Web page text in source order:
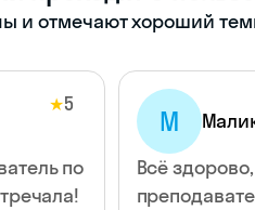
и отмечают хороший
★5
по
М
Всё